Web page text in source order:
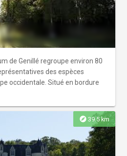
aux enfants de l’aide
Sous forme d'un jeu de piste,
librement et à leur rythme le
des anecdotes sur le quotidien
de Genillé regroupe environ 80
des espèces
occidentale. Situé en bordure
explore 39.5 km